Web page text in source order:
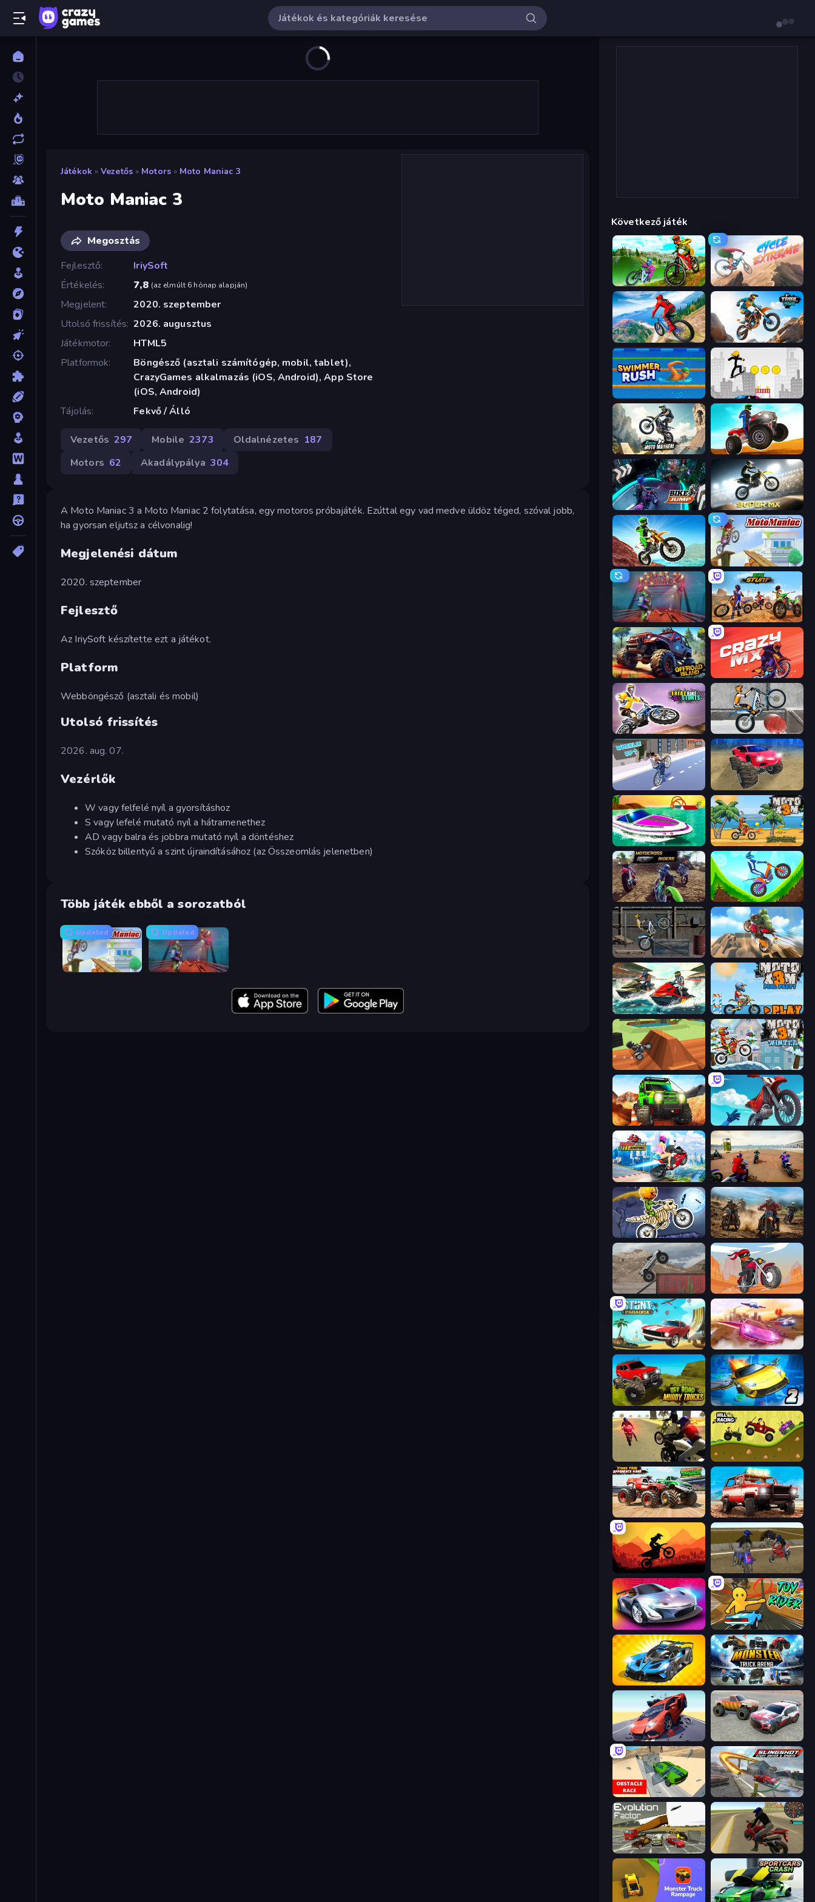
Játékok » Vezetős » Motors » Moto Maniac 3
Moto Maniac 3
Megosztás
Fejlesztő
IriySoft
Értékelés
7,8 (az elmúlt 6 hónap alapján)
Megjelent
2020. szeptember
Utolsó frissítés 2026. augusztus
Játékmotor
HTML5
Platformok
Böngésző (asztali számítógép, mobil, tablet),
CrazyGames alkalmazás (iOS, Android), App Store
(iOS, Android)
Tájolás
Fekvő / Álló
Vezetős 297 Mobile 2373 Oldalnézetes 187
Motors 62 Akadálypálya 304
A Moto Maniac 3 a Moto Maniac 2 folytatása, egy motoros próbajáték. Ezúttal egy vad medve üldöz téged, szóval jobb,
ha gyorsan eljutsz a célvonalig!
Megjelenési dátum
2020. szeptember
Fejlesztő
Az IriySoft készítette ezt a játékot.
Platform
Webböngésző (asztali és mobil)
Utolsó frissítés
2026. aug. 07.
Vezérlők
W vagy felfelé nyíl a gyorsításhoz
S vagy lefelé mutató nyíl a hátramenethez
AD vagy balra és jobbra mutató nyíl a döntéshez
Szóköz billentyű a szint újraindításához (az Összeomlás jelenetben)
Több játék ebből a sorozatból
Updated
Moto Maniac
Updated
Moto Maniac 2
Következő játék
MX Offroad Master Cycle Extreme
Riders Downhill Racing Trial Mania
Stickman Skate: 360 Epic City
Xtreme Moto Mayhem ATV Ultimate Offroad
Bike Jump Super MX - Last Season
Dirt Bike Mad Skills Moto Maniac
Moto Maniac 2 Bike Stunts Race Bike Games 3D
Offroad Island Crazy MX
Trial Bike Epic Stunts Trials Ice Ride
Wheelie Up
Jet Boat Racing Moto X3M
MotoCross Riders Hill Climb on Moto Bike
Trials Ride Cartoon Moto Stunt
Jetski Race Moto X3M 5: Pool Party
Blocky Trials Moto X3M 4 Winter
Offroad Life 3D Airborne Motocross
Ramp Bike Jumping Super MX - The Champion
Moto X3M 6: Spooky Land Motocross Dirt Bike Race Games
Hard Wheels Stickman Moto Race Extreme
Stunt Paradise Ultimate Flying Car
Offroad Muddy Trucks Ultimate Flying Car 2
3D Moto Simulator 2 Hill Racing
Monster Truck Demolition Derby Offroad Masters Challenge
Sunset Bike Racing Crazy Moto Stunts
Grand Cyber City Toy Rider
GT Cars Mega Ramps Monster Truck Arena
Hyper Cars Ramp Crash Limitless
Obstacle Race: Destroying Simulator! Slingshot Stunt Driver & Sport
Evolution Factor Moto Rider 3D